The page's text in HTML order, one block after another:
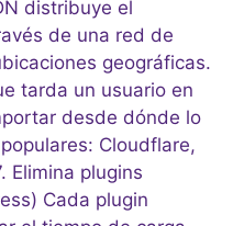
distribuye el
de una red de
geográficas.
tarda un usuario en
desde dónde lo
Cloudflare,
Elimina plugins
Cada plugin